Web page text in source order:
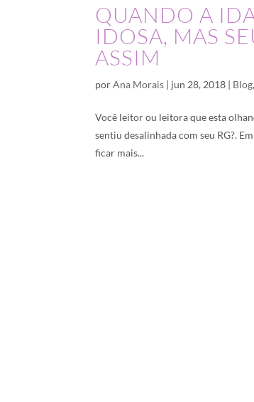
QUANDO A
IDOSA, MAS
ASSIM
porAna Morais | jun 28, 2018 | Blog,
Você leitor ou leitora que esta
sentiu desalinhada com seu RG?.
ficar mais...